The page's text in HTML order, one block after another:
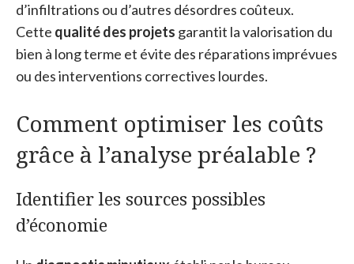
d’infiltrations ou d’autres désordres coûteux.
Cette qualité des projets garantit la valorisation du
bien à long terme et évite des réparations imprévues
ou des interventions correctives lourdes.
Comment optimiser les coûts
grâce à l’analyse préalable ?
Identifier les sources possibles
d’économie